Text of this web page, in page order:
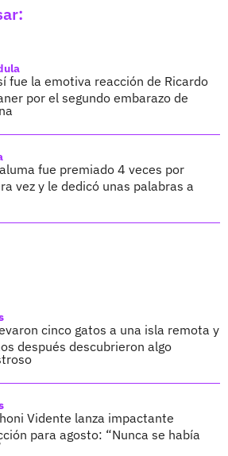
fue la emotiva reacción de Ricardo
por el segundo embarazo de
fue premiado 4 veces por
vez y le dedicó unas palabras a
cinco gatos a una isla remota y
después descubrieron algo
Vidente lanza impactante
para agosto: “Nunca se había